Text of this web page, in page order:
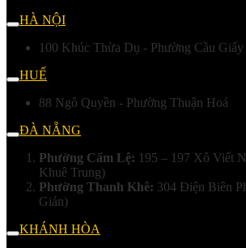
HÀ NỘI
100 Khúc Thừa Dụ - Phường Cầu
HUẾ
88 Ngô Quyền - Phường Thuận Hoá
ĐÀ NẴNG
Phường Cẩm Lệ: 195 – 197 Xô Viết
Khuê Trung)
Phường Thanh Khê: 304 Điện Biên
Gián)
KHÁNH HÒA